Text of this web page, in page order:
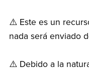
⚠️ Este es un
nada será enviado
⚠️ Debido a la